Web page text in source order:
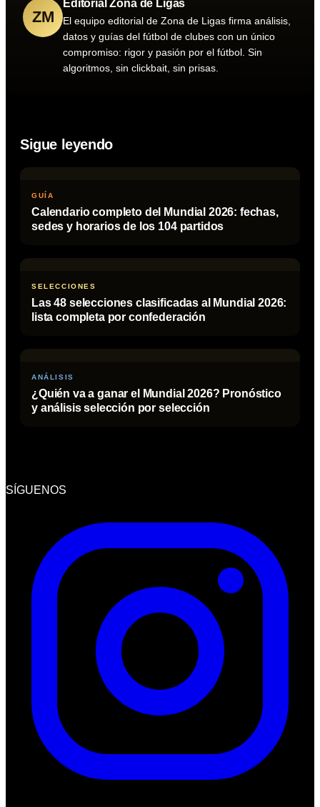
ZM
Editorial Zona de Ligas
El equipo editorial de Zona de Ligas firma análisis,
datos y guías del fútbol de clubes con un único
compromiso: rigor y pasión por el fútbol. Sin
algoritmos, sin clickbait, sin prisas.
Sigue leyendo
GUÍA
Calendario completo del Mundial 2026: fechas,
sedes y horarios de los 104 partidos
SELECCIONES
Las 48 selecciones clasificadas al Mundial 2026:
lista completa por confederación
ANÁLISIS
¿Quién va a ganar el Mundial 2026? Pronóstico
y análisis selección por selección
SÍGUENOS